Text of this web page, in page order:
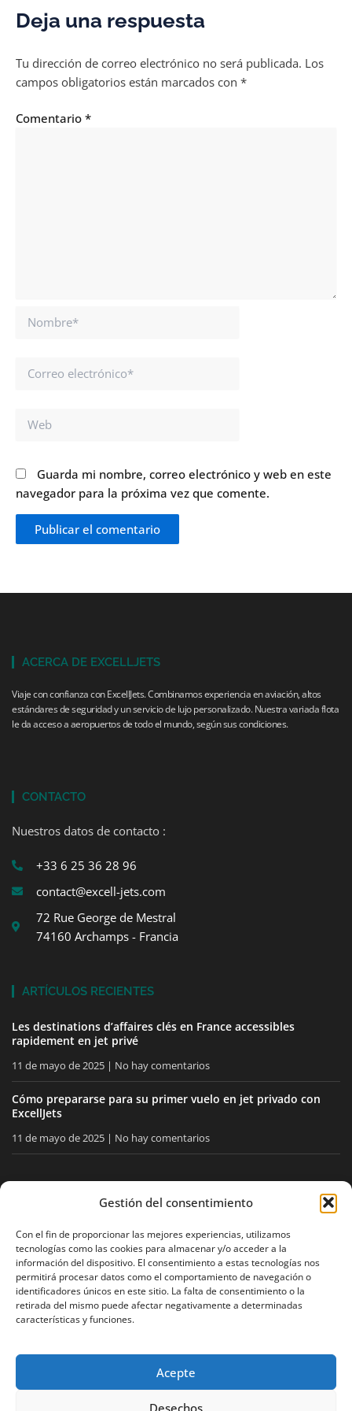
Gestión del consentimiento
Con el fin de proporcionar las mejores experiencias, utilizamos
tecnologías como las cookies para almacenar y/o acceder a la
información del dispositivo. El consentimiento a estas tecnologías nos
permitirá procesar datos como el comportamiento de navegación o
identificadores únicos en este sitio. La falta de consentimiento o la
retirada del mismo puede afectar negativamente a determinadas
características y funciones.
Acepte
Desechos
Deja una respuesta
Tu dirección de correo electrónico no será publicada. Los
campos obligatorios están marcados con *
Comentario *
Nombre*
Correo
Web
Guarda mi nombre, correo electrónico y web en este
navegador para la próxima vez que comente.
ACERCA DE EXCELLJETS
Viaje con confianza con ExcellJets. Combinamos experiencia en aviación, altos
estándares de seguridad y un servicio de lujo personalizado. Nuestra variada flota
le da acceso a aeropuertos de todo el mundo, según sus condiciones.
CONTACTO
Nuestros datos de contacto :
+33 6 25 36 28 96
contact@excell-jets.com
72 Rue George de Mestral
74160 Archamps - Francia
ARTÍCULOS RECIENTES
Les destinations d’affaires clés en France accessibles
rapidement en jet privé
11 de mayo de 2025 No hay comentarios
Cómo prepararse para su primer vuelo en jet privado con
ExcellJets
11 de mayo de 2025 No hay comentarios
MANTÉNGASE INFORMADO
Reciba nuestros consejos y noticias directamente en su
buzón.
Aceptola política de privacidad